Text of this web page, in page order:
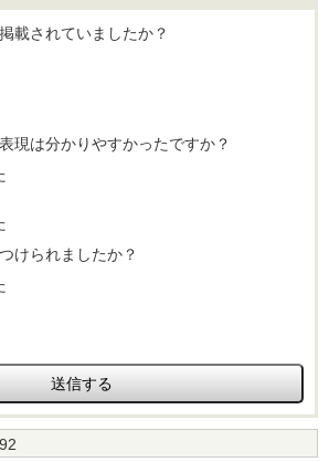
載されていましたか？
現は分かりやすかったですか？
けられましたか？